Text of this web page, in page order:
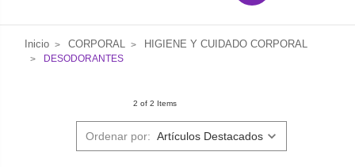
Inicio CORPORAL HIGIENE Y CUIDADO CORPORAL
DESODORANTES
2 of 2 Items
Ordenar por: